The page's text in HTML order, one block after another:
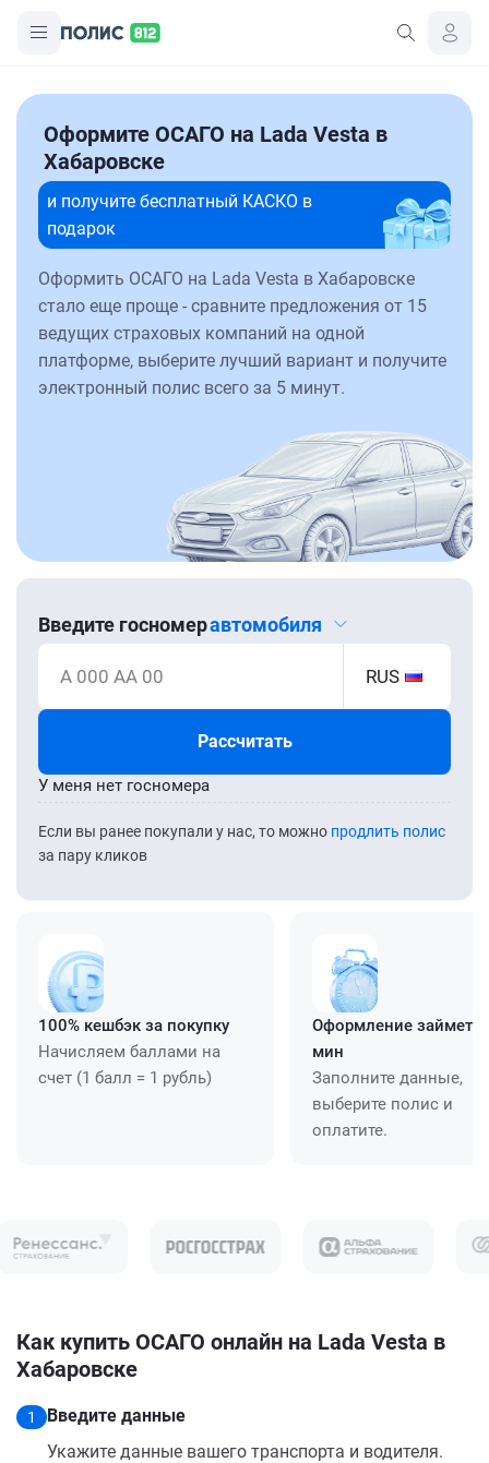
Оформите ОСАГО на Lada Vesta в
Хабаровске
и получите бесплатный КАСКО в
подарок
Оформить ОСАГО на Lada Vesta в Хабаровске
стало еще проще - сравните предложения от 15
ведущих страховых компаний на одной
платформе, выберите лучший вариант и получите
электронный полис всего за 5 минут.
Введите госномеравтомобиля
А 000 АА 00 RUS
Рассчитать
Если вы ранее покупали у нас, то можно продлить полис
за пару кликов
У меня нет госномера
100% кешбэк за покупку
Начисляем баллами на
счет (1 балл = 1 рубль)
Оформление займет
мин
Заполните данные,
выберите полис и
оплатите.
Как купить ОСАГО онлайн на Lada Vesta в
Хабаровске
1
Введите данные
Укажите данные вашего транспорта и водителя.